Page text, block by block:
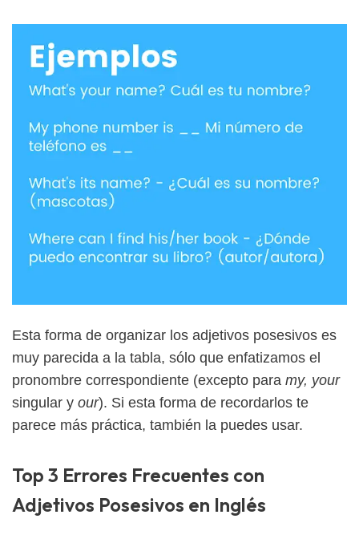
Esta forma de organizar los adjetivos posesivos es
muy parecida a la tabla, sólo que enfatizamos el
pronombre correspondiente (excepto para my, your
singular y our). Si esta forma de recordarlos te
parece más práctica, también la puedes usar.
Top 3 Errores Frecuentes con
Adjetivos Posesivos en Inglés